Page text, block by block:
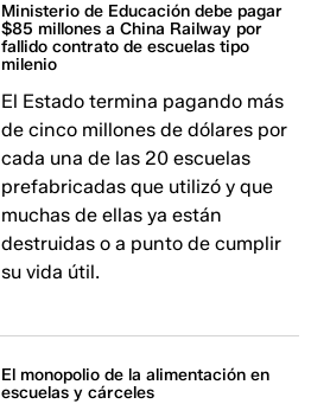
Ministerio de Educación debe pagar
$85 millones a China Railway por
fallido contrato de escuelas tipo
milenio
El Estado termina pagando más
de cinco millones de dólares por
cada una de las 20 escuelas
prefabricadas que utilizó y que
muchas de ellas ya están
destruidas o a punto de cumplir
su vida útil.
El monopolio de la alimentación en
escuelas y cárceles